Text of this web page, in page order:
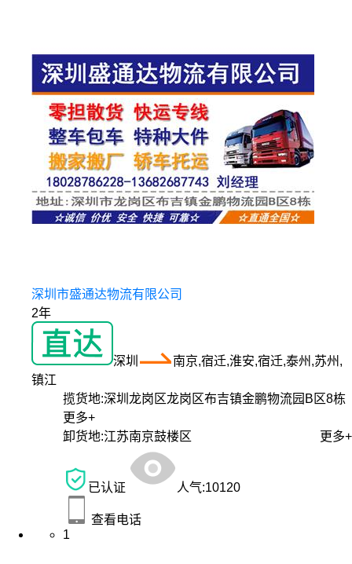
深圳市盛通达物流有限公司
2年
深圳
南京,宿迁,淮安,宿迁,泰州,苏州,
镇江
揽货地:深圳龙岗区龙岗区布吉镇金鹏物流园B区8栋
更多+
卸货地:江苏南京鼓楼区 更多+
已认证 人气:10120
查看电话
1